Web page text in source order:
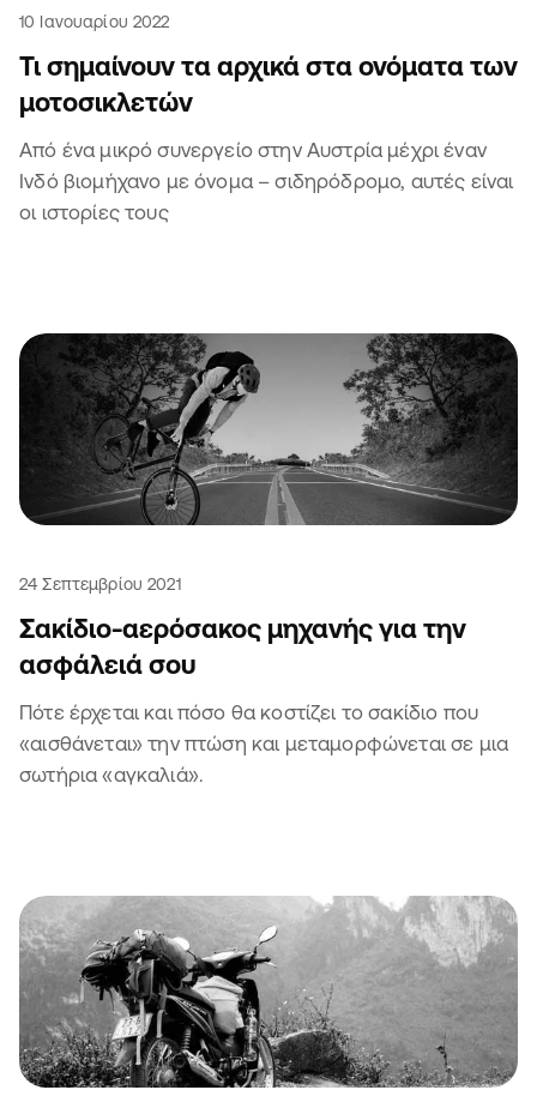
10 Ιανουαρίου 2022
Τι σημαίνουν τα αρχικά στα ονόματα των
μοτοσικλετών
Από ένα μικρό συνεργείο στην Αυστρία μέχρι έναν
Ινδό βιομήχανο με όνομα – σιδηρόδρομο, αυτές είναι
οι ιστορίες τους
24 Σεπτεμβρίου 2021
Σακίδιο-αερόσακος μηχανής για την
ασφάλειά σου
Πότε έρχεται και πόσο θα κοστίζει το σακίδιο που
«αισθάνεται» την πτώση και μεταμορφώνεται σε μια
σωτήρια «αγκαλιά».